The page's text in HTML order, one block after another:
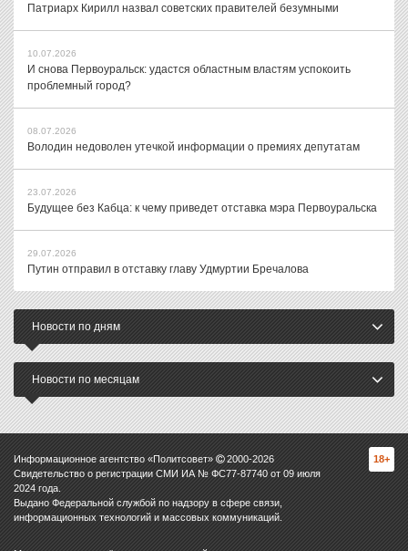
Патриарх Кирилл назвал советских правителей безумными
10.07.2026
И снова Первоуральск: удастся областным властям успокоить
проблемный город?
08.07.2026
Володин недоволен утечкой информации о премиях депутатам
23.07.2026
Будущее без Кабца: к чему приведет отставка мэра Первоуральска
29.07.2026
Путин отправил в отставку главу Удмуртии Бречалова
Новости по дням
Новости по месяцам
Информационное агентство «Политсовет» 2000-2026
Свидетельство о регистрации СМИ ИА № ФС77-87740 от 09 июля
2024 года.
Выдано Федеральной службой по надзору в сфере связи,
информационных технологий и массовых коммуникаций.
18+